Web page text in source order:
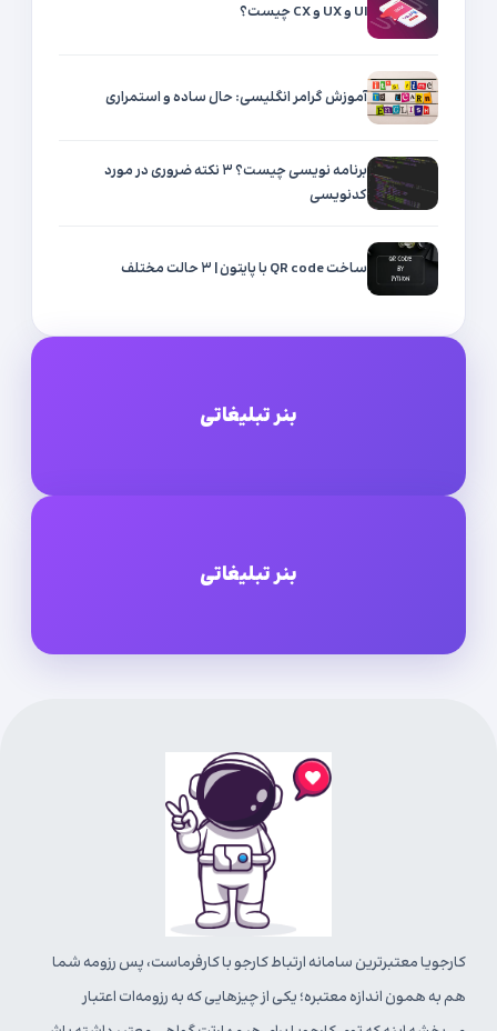
UI و UX و CX چیست؟
آموزش گرامر انگلیسی: حال ساده و استمراری
برنامه نویسی چیست؟ ۳ نکته ضروری در مورد
کدنویسی
ساخت QR code با پایتون | ۳ حالت مختلف
بنر تبلیغاتی
بنر تبلیغاتی
کارجویا معتبرترین سامانه ارتباط کارجو با کارفرماست، پس رزومه شما
هم به همون اندازه معتبره؛ یکی از چیزهایی که به رزومه‌ات اعتبار